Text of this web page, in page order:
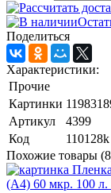
Поделиться
Характеристики:
Прочие
Картинки
Артикул
4399
Код
110128k
Похожие товары